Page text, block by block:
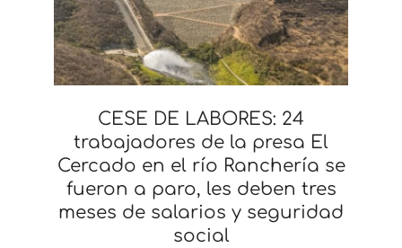
CESE DE LABORES: 24
trabajadores de la presa El
Cercado en el río Ranchería se
fueron a paro, les deben tres
meses de salarios y seguridad
social